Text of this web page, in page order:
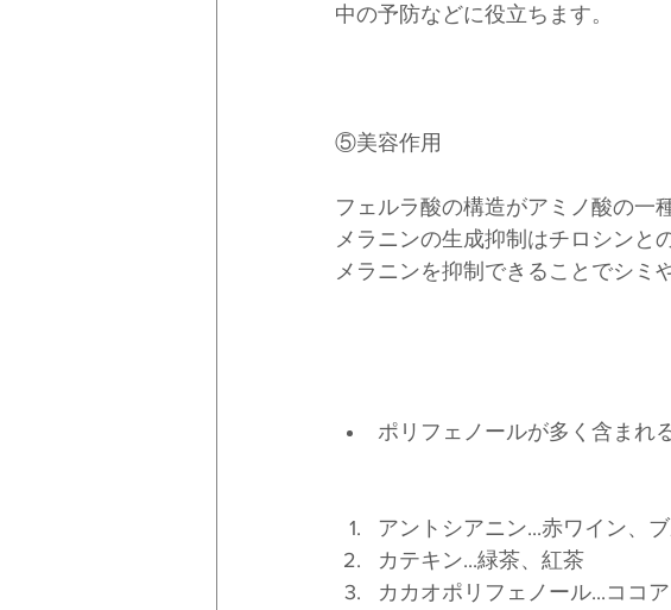
中の予防などに役立ちます。
⑤美容作用
フェルラ酸の構造がアミノ酸の一
メラニンの生成抑制はチロシンと
メラニンを抑制できることでシミ
ポリフェノールが多く含まれ
アントシアニン...赤ワイン、
カテキン...緑茶、紅茶
カカオポリフェノール...ココ